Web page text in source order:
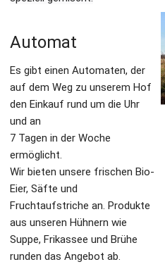
Automat
Es gibt einen Automaten, der
auf dem Weg zu unserem Hof
den Einkauf rund um die Uhr
und an
7 Tagen in der Woche
ermöglicht.
Wir bieten unsere frischen Bio-
Eier, Säfte und
Fruchtaufstriche an. Produkte
aus unseren Hühnern wie
Suppe, Frikassee und Brühe
runden das Angebot ab.